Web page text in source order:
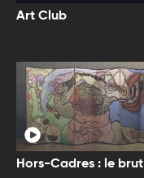
Art Club
Hors-Cadres : le brut